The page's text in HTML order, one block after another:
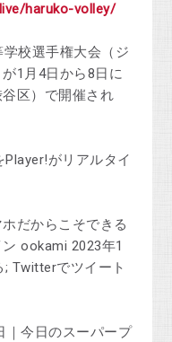
haruko-volley/
校選手権大会（ジ
1月4日から8日に
区）で開催され
がリアルタイ
だからこそできる
ookami 2023年1
Twitterでツイート
｜今日のスーパープ